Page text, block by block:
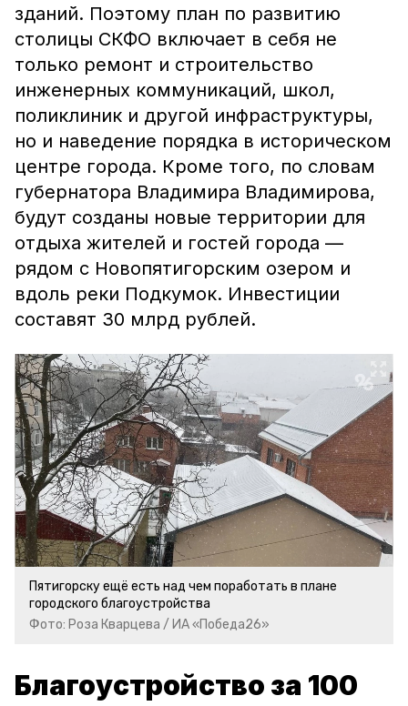
зданий. Поэтому план по развитию
столицы СКФО включает в себя не
только ремонт и строительство
инженерных коммуникаций, школ,
поликлиник и другой инфраструктуры,
но и наведение порядка в историческом
центре города. Кроме того, по словам
губернатора Владимира Владимирова,
будут созданы новые территории для
отдыха жителей и гостей города —
рядом с Новопятигорским озером и
вдоль реки Подкумок. Инвестиции
составят 30 млрд рублей.
Пятигорску ещё есть над чем поработать в плане
городского благоустройства
Фото: Роза Кварцева / ИА «Победа26»
Благоустройство за 100